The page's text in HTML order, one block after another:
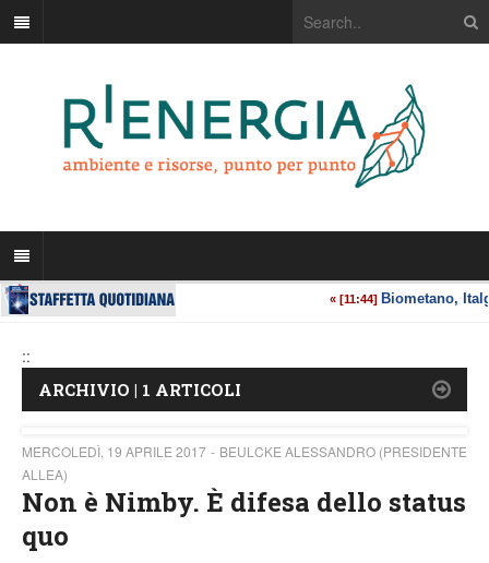
::
ARCHIVIO | 1 ARTICOLI
MERCOLEDÌ, 19 APRILE 2017
BEULCKE ALESSANDRO (PRESIDENTE
ALLEA)
Non è Nimby. È difesa dello status
quo